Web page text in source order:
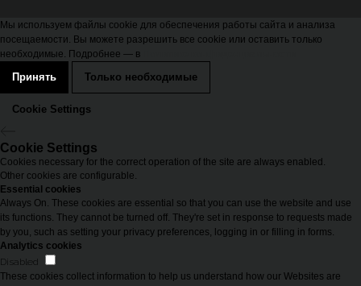
Мы используем файлы cookie для обеспечения работы сайта и анализа
посещаемости. Вы можете разрешить все cookie или оставить только
необходимые. Подробнее — в
Принять Только необходимые
Cookie Settings
Cookie Settings
Cookies necessary for the correct operation of the site are always enabled.
Other cookies are configurable.
Essential cookies
Always On. These cookies are essential so that you can use the website and use
its functions. They cannot be turned off. They're set in response to requests made
by you, such as setting your privacy preferences, logging in or filling in forms.
Analytics cookies
Disabled
These cookies collect information to help us understand how our Websites are